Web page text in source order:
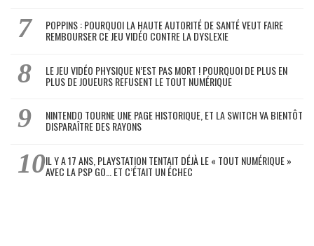
POPPINS : POURQUOI LA HAUTE AUTORITÉ DE SANTÉ VEUT FAIRE
REMBOURSER CE JEU VIDÉO CONTRE LA DYSLEXIE
LE JEU VIDÉO PHYSIQUE N’EST PAS MORT ! POURQUOI DE PLUS EN
PLUS DE JOUEURS REFUSENT LE TOUT NUMÉRIQUE
NINTENDO TOURNE UNE PAGE HISTORIQUE, ET LA SWITCH VA BIENTÔT
DISPARAÎTRE DES RAYONS
IL Y A 17 ANS, PLAYSTATION TENTAIT DÉJÀ LE « TOUT NUMÉRIQUE »
AVEC LA PSP GO… ET C’ÉTAIT UN ÉCHEC